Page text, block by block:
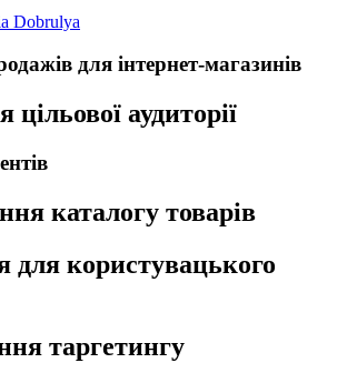
Dobrulya
для інтернет-магазинів
цільової аудиторії
каталогу товарів
для користувацького
таргетингу